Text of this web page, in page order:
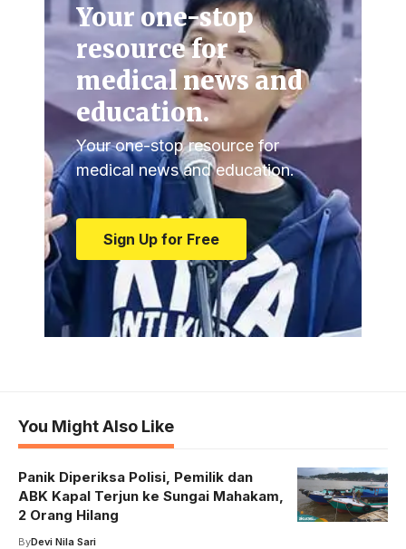
Your one-stop
resource for
medical news and
education.
Your one-stop resource for
medical news and education.
Sign Up for Free
You Might Also Like
Panik Diperiksa Polisi, Pemilik dan
ABK Kapal Terjun ke Sungai Mahakam,
2 Orang Hilang
ByDevi Nila Sari